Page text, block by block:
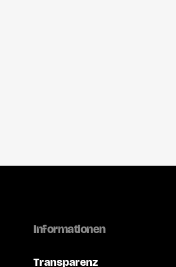
Informationen
Transparenz